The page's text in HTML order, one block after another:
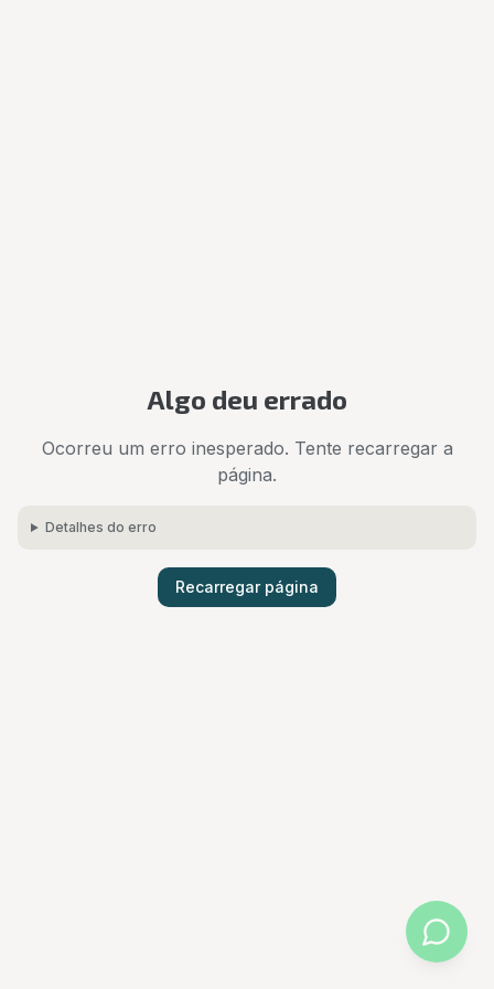
Algo deu errado
Ocorreu um erro inesperado. Tente recarregar a
página.
Detalhes do erro
Recarregar página